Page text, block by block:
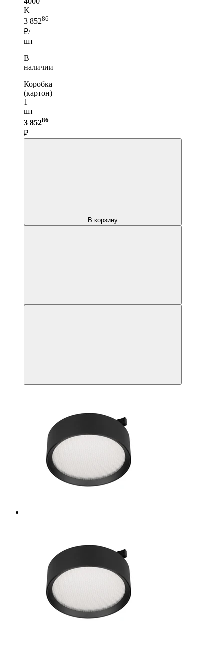
K
3 85286
₽/
шт
В
наличии
Коробка
(картон)
1
шт —
3 85286
₽
В корзину